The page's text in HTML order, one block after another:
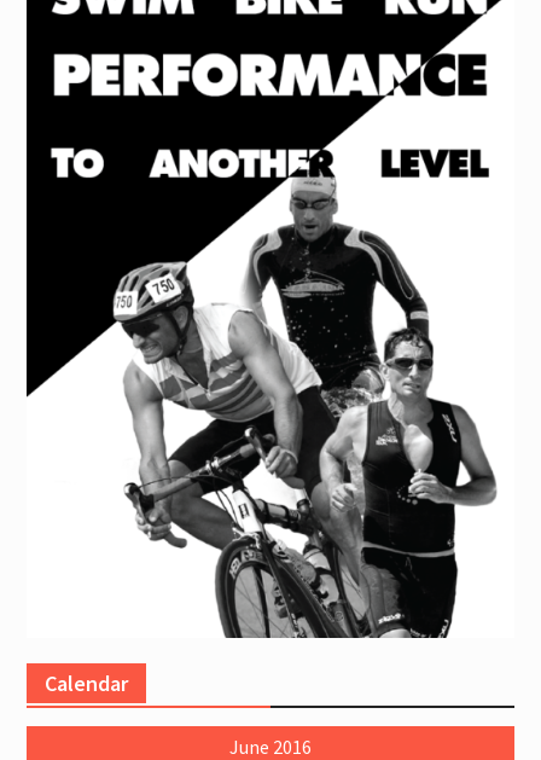
Calendar
June 2016